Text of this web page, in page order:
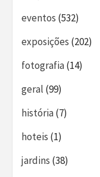
eventos (532)
exposições (202)
fotografia(14)
geral (99)
história(7)
hoteis (1)
jardins (38)